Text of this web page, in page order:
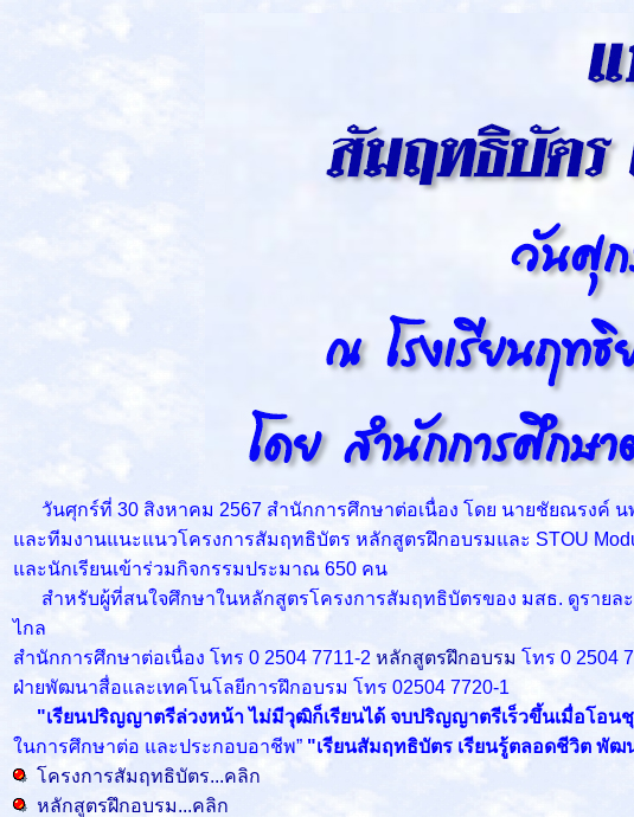
วันศุกร์ที่ 30 สิงหาคม 2567 สำนักการศึกษาต่อเนื่อง โดย นายชัยณรงค์
และทีมงานแนะแนวโครงการสัมฤทธิบัตร หลักสูตรฝึกอบรมและ STOU
และนักเรียนเข้าร่วมกิจกรรมประมาณ 650 คน
สำหรับผู้ที่สนใจศึกษาในหลักสูตรโครงการสัมฤทธิบัตรของ มสธ. ดูรายละเ
ไกล
สำนักการศึกษาต่อเนื่อง โทร 0 2504 7711-2 หลักสูตรฝึกอบรม โทร 0 2504
ฝ่ายพัฒนาสื่อและเทคโนโลยีการฝึกอบรม โทร 02504 7720-1
"เรียนปริญญาตรีล่วงหน้า ไม่มีวุฒิก็เรียนได้ จบปริญญาตรีเร็วขึ้นเมื่อโอ
ในการศึกษาต่อ และประกอบอาชีพ” "เรียนสัมฤทธิบัตร เรียนรู้ตลอดชีวิต
โครงการสัมฤทธิบัตร...คลิก
หลักสูตรฝึกอบรม...คลิก